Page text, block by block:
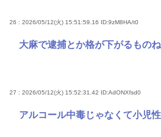
26 : 2026/05/12(火) 15:51:59.16 ID:9zM8HA/t0
大麻で逮捕とか格が下がるものね
27 : 2026/05/12(火) 15:52:31.42 ID:AdONXfsd0
アルコール中毒じゃなくて小児性